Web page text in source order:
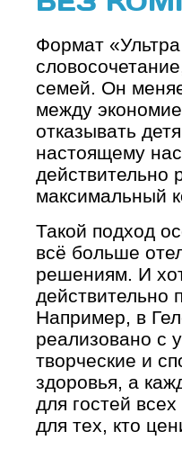
Формат
семей. Он
между
отказывать
настоящему
действительно
максимальный
Такой подход
всё больше
решениям. И
действительно
Например, в
реализовано с
творческие и
здоровья, а
для гостей
для тех, кто